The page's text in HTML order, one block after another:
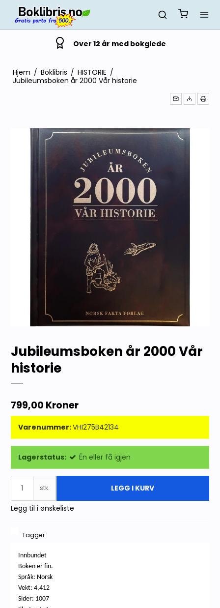
Over 12 år med bokglede
Hjem / Boklibris / HISTORIE /
Jubileumsboken år 2000 Vår historie
Jubileumsboken år 2000 Vår
historie
799,00 Kroner
Varenummer:VHI275B42134
Lagerstatus: Én eller få igjen
stk. LEGG I KURV
Legg til i ønskeliste
Tagger
Innbundet
Boken er fin.
Språk: Norsk
Vekt: 4,412
Sider: 1007